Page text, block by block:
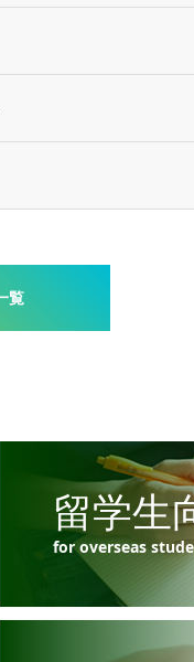
覧
留学生
for overseas